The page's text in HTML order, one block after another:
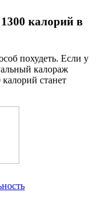
калорий в
похудеть. Если у
калораж
станет